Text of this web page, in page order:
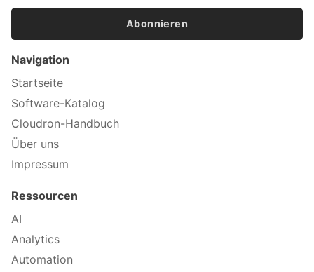
Abonnieren
Navigation
Startseite
Software-Katalog
Cloudron-Handbuch
Über uns
Impressum
Ressourcen
AI
Analytics
Automation